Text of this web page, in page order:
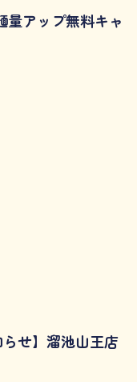
量アップ無料キャ
らせ】溜池山王店